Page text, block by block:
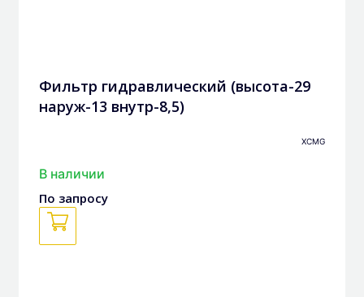
Фильтр гидравлический (высота-29
наруж-13 внутр-8,5)
XCMG
В наличии
По запросу